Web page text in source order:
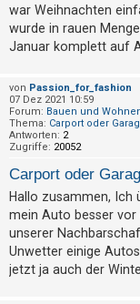
T
h
m
e
n
A
k
t
i
v
war Weihnachten
wurde in rauen
Januar komplett auf
von Passion_for_fashion
07 Dez 2021 10:59
Forum: Bauen und
Thema: Carport oder
Antworten: 2
Zugriffe: 20052
Carport oder
Hallo zusammen, Ich
mein Auto besser vor
unserer
Unwetter einige
jetzt ja auch der